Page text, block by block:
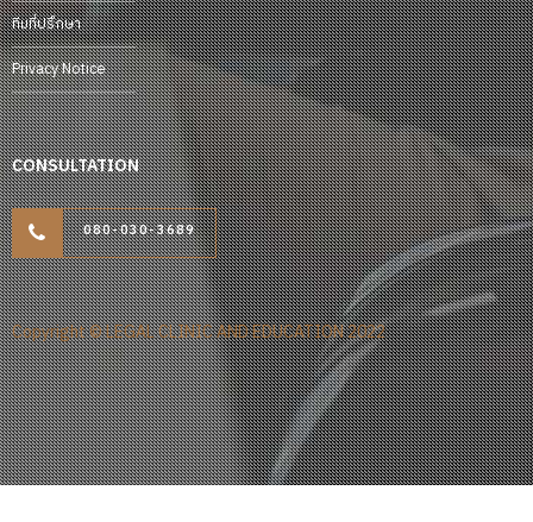
ทีมที่ปรึกษา
Privacy Notice
CONSULTATION
080-030-3689
Copyright © LEGAL CLINIC AND EDUCATION 2022